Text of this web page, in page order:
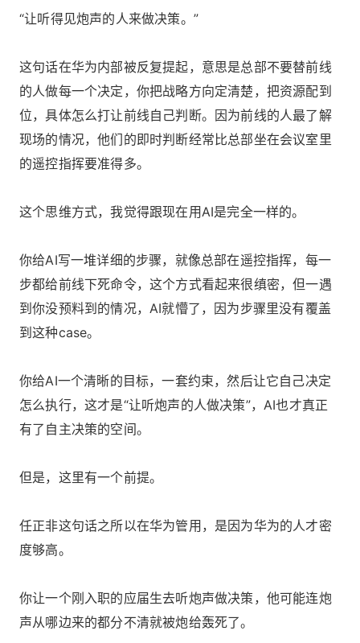
“让听得见炮声的人来做决策。”
这句话在华为内部被反复提起，意思是总部不要替前线
的人做每一个决定，你把战略方向定清楚，把资源配到
位，具体怎么打让前线自己判断。因为前线的人最了解
现场的情况，他们的即时判断经常比总部坐在会议室里
的遥控指挥要准得多。
这个思维方式，我觉得跟现在用AI是完全一样的。
你给AI写一堆详细的步骤，就像总部在遥控指挥，每一
步都给前线下死命令，这个方式看起来很缜密，但一遇
到你没预料到的情况，AI就懵了，因为步骤里没有覆盖
到这种case。
你给AI一个清晰的目标，一套约束，然后让它自己决定
怎么执行，这才是“让听炮声的人做决策”，AI也才真正
有了自主决策的空间。
但是，这里有一个前提。
任正非这句话之所以在华为管用，是因为华为的人才密
度够高。
你让一个刚入职的应届生去听炮声做决策，他可能连炮
声从哪边来的都分不清就被炮给轰死了。